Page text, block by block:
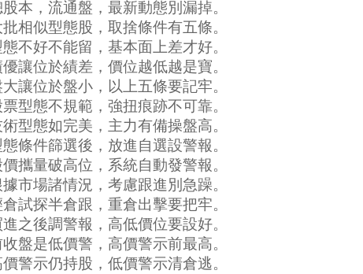
本，流通盤，最新動態別漏掉。
批相似型態股，取捨條件有五條。
不好不能留，基本面上差才好。
讓位於績差，價位越低越是寶。
大讓位於盤小，以上五條要記牢。
票型態不規範，強扭痕跡不可靠。
型態如完美，主力有備操盤高。
條件篩選後，放進自選設警報。
價攜量破高位，系統自動發警報。
市場諸情況，考慮跟進別急躁。
試探半倉跟，重倉出擊要把牢。
進之後調警報，高低價位要設好。
盤是低價警，高價警示前最高。
價警示仍持股，低價警示清倉逃。